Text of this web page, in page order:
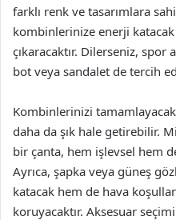
farklı renk ve tasarımlara
kombinlerinize enerji
çıkaracaktır. Dilerseniz, spor
bot veya sandalet de tercih
Kombinlerinizi
daha da şık hale getirebilir.
bir çanta, hem işlevsel hem
Ayrıca, şapka veya güneş
katacak hem de hava
koruyacaktır. Aksesuar